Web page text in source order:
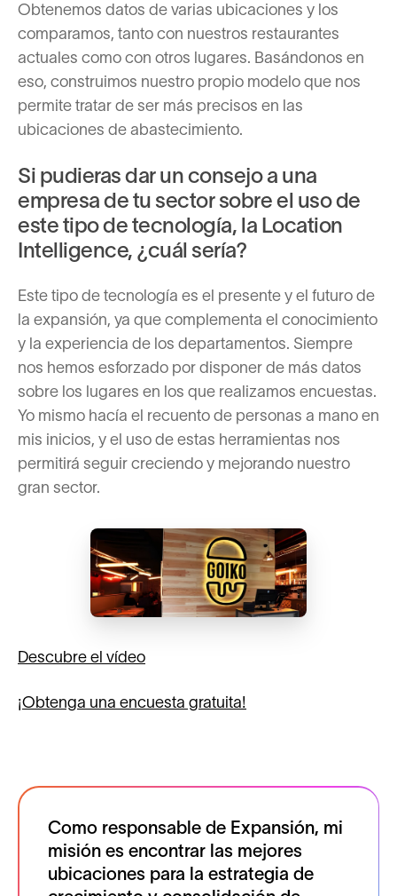
Obtenemos datos de varias ubicaciones y los
comparamos, tanto con nuestros restaurantes
actuales como con otros lugares. Basándonos en
eso, construimos nuestro propio modelo que nos
permite tratar de ser más precisos en las
ubicaciones de abastecimiento.
Si pudieras dar un consejo a una
empresa de tu sector sobre el uso de
este tipo de tecnología, la Location
Intelligence, ¿cuál sería?
Este tipo de tecnología es el presente y el futuro de
la expansión, ya que complementa el conocimiento
y la experiencia de los departamentos. Siempre
nos hemos esforzado por disponer de más datos
sobre los lugares en los que realizamos encuestas.
Yo mismo hacía el recuento de personas a mano en
mis inicios, y el uso de estas herramientas nos
permitirá seguir creciendo y mejorando nuestro
gran sector.
Descubre el vídeo
¡Obtenga una encuesta gratuita!
Como responsable de Expansión, mi
misión es encontrar las mejores
ubicaciones para la estrategia de